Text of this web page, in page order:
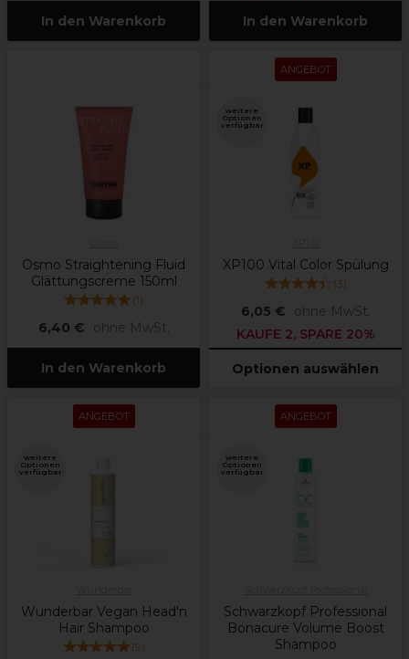
In den Warenkorb In den Warenkorb
Osmo Straightening Fluid
Glättungscreme 150ml
(1)
6,40 € ohne MwSt.
In den Warenkorb
ANGEBOT
weitere
Optionen
verfügbar
XP100 Vital Color Spülung
(3)
6,05 €
ohne MwSt.
KAUFE 2, SPARE 20%
Optionen auswählen
ANGEBOT
weitere
Optionen
verfügbar
Wunderbar Vegan Head'n
Hair Shampoo
(9)
ANGEBOT
weitere
Optionen
verfügbar
Schwarzkopf Professional
Bonacure Volume Boost
Shampoo